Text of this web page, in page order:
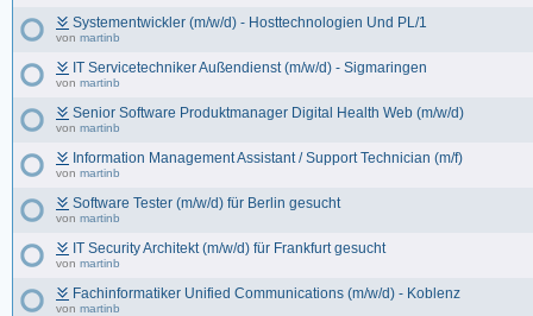
Systementwickler (m/w/d) - Hosttechnologien Und PL/1
von martinb
IT Servicetechniker Außendienst (m/w/d) - Sigmaringen
von martinb
Senior Software Produktmanager Digital Health Web (m/w/d)
von martinb
Information Management Assistant / Support Technician (m/f)
von martinb
Software Tester (m/w/d) für Berlin gesucht
von martinb
IT Security Architekt (m/w/d) für Frankfurt gesucht
von martinb
Fachinformatiker Unified Communications (m/w/d) - Koblenz
von martinb